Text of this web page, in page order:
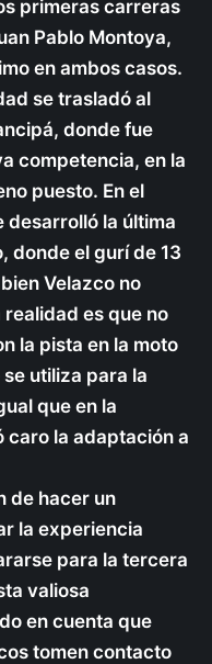
primeras carreras
Pablo Montoya,
en ambos casos.
se trasladó al
donde fue
competencia, en la
puesto. En el
desarrolló la última
donde el gurí de 13
Velazco no
es que no
la pista en la moto
utiliza para la
que en la
caro la adaptación a
de hacer un
la experiencia
para la tercera
valiosa
en cuenta que
tomen contacto